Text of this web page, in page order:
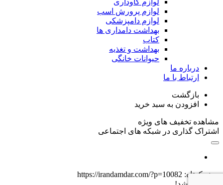
لوازم گاوداری
لوازم پرورش اسب
لوازم دامپزشکی
بهداشت دامداری ها
کتاب
بهداشت و تغذیه
حیوانات خانگی
درباره ما
ارتباط با ما
بازگشت
افزودن به سبد خرید
مشاهده تخفیف های ویژه
اشتراک گذاری در شبکه های اجتماعی
پیوند کوتاه: https://irandamdar.com/?p=10082